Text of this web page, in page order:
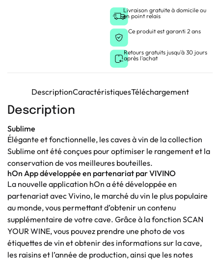
Livraison gratuite à domicile ou
en point relais
Ce produit est garanti 2 ans
Retours gratuits jusqu'à 30 jours
après l'achat
DescriptionCaractéristiquesTéléchargement
Description
Sublime
Élégante et fonctionnelle, les caves à vin de la collection
Sublime ont été conçues pour optimiser le rangement et la
conservation de vos meilleures bouteilles.
hOn App développée en partenariat par VIVINO
La nouvelle application hOn a été développée en
partenariat avec Vivino, le marché du vin le plus populaire
au monde, vous permettant d’obtenir un contenu
supplémentaire de votre cave. Grâce à la fonction SCAN
YOUR WINE, vous pouvez prendre une photo de vos
étiquettes de vin et obtenir des informations sur la cave,
les raisins et l’année de production, ainsi que les notes